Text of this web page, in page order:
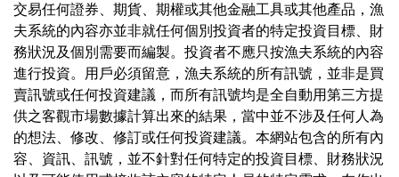
交易任何證券、期貨、期權或其他金融工具或其他產品，漁
夫系統的內容亦並非就任何個別投資者的特定投資目標、財
務狀況及個別需要而編製。投資者不應只按漁夫系統的內容
進行投資。用戶必須留意，漁夫系統的所有訊號，並非是買
賣訊號或任何投資建議，而所有訊號均是全自動用第三方提
供之客觀市場數據計算出來的結果，當中並不涉及任何人為
的想法、修改、修訂或任何投資建議。本網站包含的所有內
容、資訊、訊號，並不針對任何特定的投資目標、財務狀況